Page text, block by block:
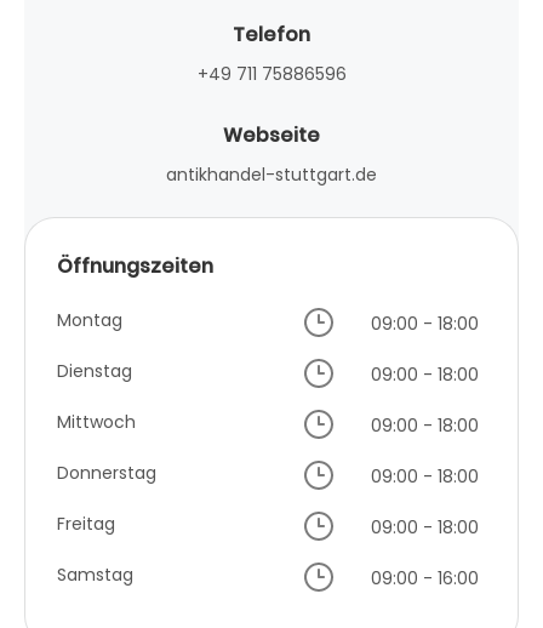
Telefon
+49 711 75886596
Webseite
antikhandel-stuttgart.de
Öffnungszeiten
Montag
09:00 - 18:00
Dienstag
09:00 - 18:00
Mittwoch
09:00 - 18:00
Donnerstag
09:00 - 18:00
Freitag
09:00 - 18:00
Samstag
09:00 - 16:00